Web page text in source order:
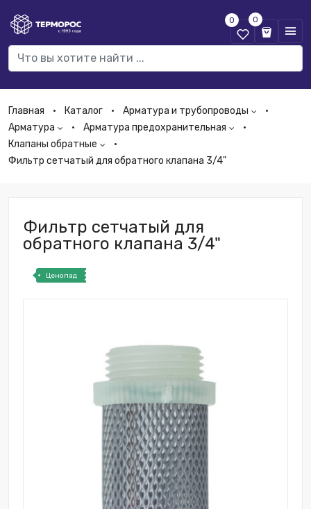
0 0
Главная Каталог
Арматура и трубопроводы
Арматура
Арматура предохранительная
Клапаны обратные
Фильтр сетчатый для обратного клапана 3/4"
Фильтр сетчатый для
обратного клапана 3/4"
Ценопад